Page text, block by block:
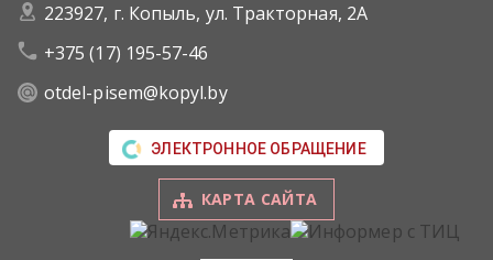
223927, г. Копыль, ул. Тракторная, 2А
+375 (17) 195-57-46
otdel-pisem@kopyl.by
ЭЛЕКТРОННОЕ ОБРАЩЕНИЕ
КАРТА САЙТА